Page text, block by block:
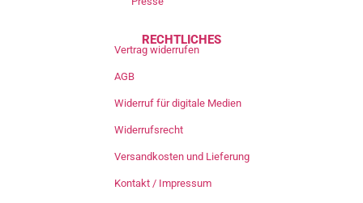
RECHTLICHES
Vertrag widerrufen
AGB
Widerruf für digitale Medien
Widerrufsrecht
Versandkosten und Lieferung
Kontakt / Impressum